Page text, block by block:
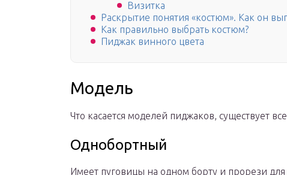
Визитка
Раскрытие понятия «костюм». Как он
Как правильно выбрать костюм?
Пиджак винного цвета
Модель
Что касается моделей пиджаков, существует
Однобортный
Имеет пуговицы на одном борту и прорези